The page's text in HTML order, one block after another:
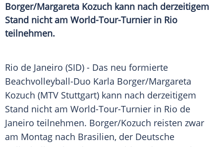
Borger/Margareta Kozuch kann nach derzeitigem
Stand nicht am World-Tour-Turnier in Rio
teilnehmen.
Rio de Janeiro (SID) - Das neu formierte
Beachvolleyball-Duo Karla Borger/Margareta
Kozuch (MTV Stuttgart) kann nach derzeitigem
Stand nicht am World-Tour-Turnier in Rio de
Janeiro teilnehmen. Borger/Kozuch reisten zwar
am Montag nach Brasilien, der Deutsche